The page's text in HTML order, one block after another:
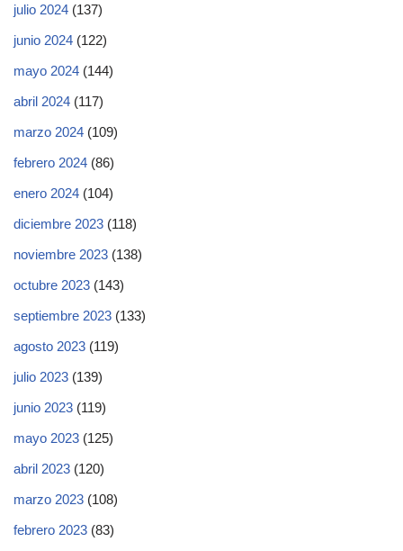
julio 2024 (137)
junio 2024 (122)
mayo 2024 (144)
abril 2024 (117)
marzo 2024 (109)
febrero 2024 (86)
enero 2024 (104)
diciembre 2023 (118)
noviembre 2023 (138)
octubre 2023 (143)
septiembre 2023 (133)
agosto 2023 (119)
julio 2023 (139)
junio 2023 (119)
mayo 2023 (125)
abril 2023 (120)
marzo 2023 (108)
febrero 2023 (83)